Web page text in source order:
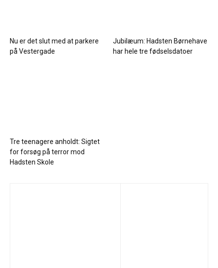
Nu er det slut med at parkere
på Vestergade
Jubilæum: Hadsten Børnehave
har hele tre fødselsdatoer
Tre teenagere anholdt: Sigtet
for forsøg på terror mod
Hadsten Skole